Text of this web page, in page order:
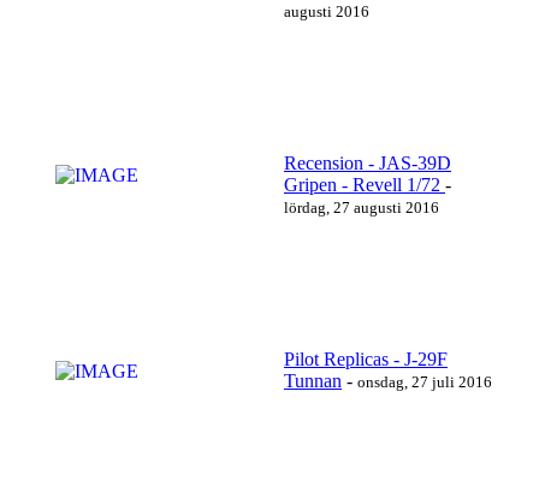
augusti 2016
https://www.youtube.com/watch?v=r0_VkI5mY5I
Recension - JAS-39D
Gripen - Revell 1/72 -
lördag, 27 augusti 2016
Pilot Replicas - J-29F
Tunnan - onsdag, 27 juli 2016